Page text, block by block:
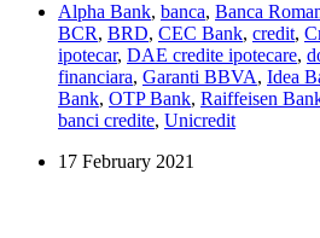
bancile
cu
cele
mai
mici
dobanzi
refinantarea
Alpha Bank, banca, Banca
BCR, BRD, CEC Bank, credit,
ipotecar, DAE credite ipotecare,
financiara, Garanti BBVA, Idea
Bank, OTP Bank, Raiffeisen
banci credite, Unicredit
17 February 2021